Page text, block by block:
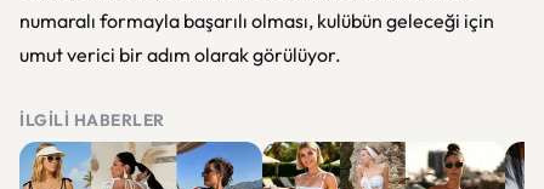
numaralı formayla başarılı olması, kulübün geleceği için
umut verici bir adım olarak görülüyor.
İLGILI HABERLER